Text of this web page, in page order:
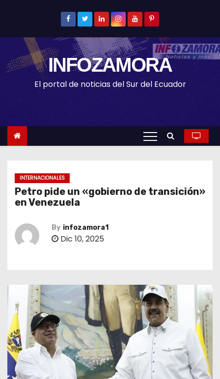
t
e
INFOZAMORA
El portal de noticias del Sur del Ecuador
INTERNACIONALES
Petro pide un «gobierno de transición»
en Venezuela
By infozamora1
Dic 10, 2025